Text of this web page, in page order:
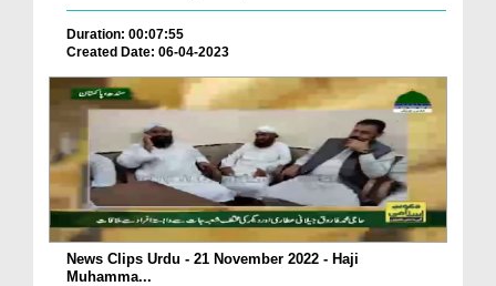
Duration: 00:07:55
Created Date: 06-04-2023
News Clips Urdu - 21 November 2022 - Haji
Muhamma...